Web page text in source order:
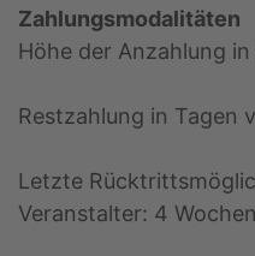
Zahlungsmodalitäten
Höhe der Anzahlung in
Restzahlung in Tagen
Letzte
Veranstalter: 4 Wochen